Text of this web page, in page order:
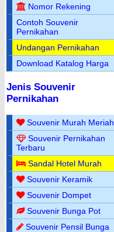
Nomor Rekening
Contoh Souvenir
Pernikahan
Undangan Pernikahan
Download Katalog Harga
Jenis Souvenir
Pernikahan
Souvenir Murah Meriah
Souvenir Pernikahan
Terbaru
Sandal Hotel Murah
Souvenir Keramik
Souvenir Dompet
Souvenir Bunga Pot
Souvenir Pensil Bunga